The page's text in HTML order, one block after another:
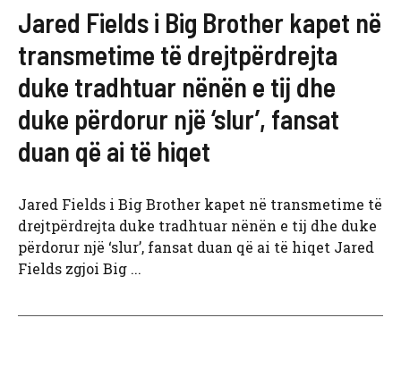
Jared Fields i Big Brother kapet në
transmetime të drejtpërdrejta
duke tradhtuar nënën e tij dhe
duke përdorur një ‘slur’, fansat
duan që ai të hiqet
Jared Fields i Big Brother kapet në transmetime të
drejtpërdrejta duke tradhtuar nënën e tij dhe duke
përdorur një ‘slur’, fansat duan që ai të hiqet Jared
Fields zgjoi Big ...